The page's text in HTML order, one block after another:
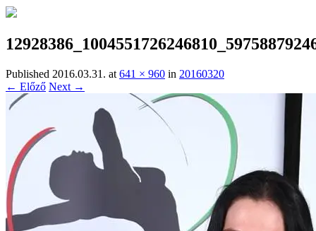
Published 2016.03.31. at 641 × 960 in 20160320
← Előző Next →